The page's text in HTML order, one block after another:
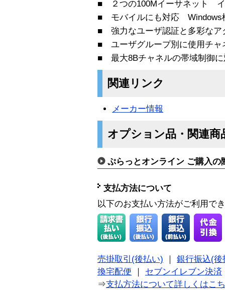
■ ２つの100Mイーサネット イ
■ モバイルにも対応 Windows
■ 強力なユーザ認証と多彩なア
■ ユーザグループ別に使用チャ
■ 最大8Bチャネルの帯域制御に
関連リンク
メーカー情報
オプション品・関連商
ぷらっとオンライン ご購入の
支払方法について
以下のお支払い方法がご利用で
売掛取引(後払い)
銀行振込(後
換宅配便
セブンイレブン決済
⇒支払方法について詳しくはこ